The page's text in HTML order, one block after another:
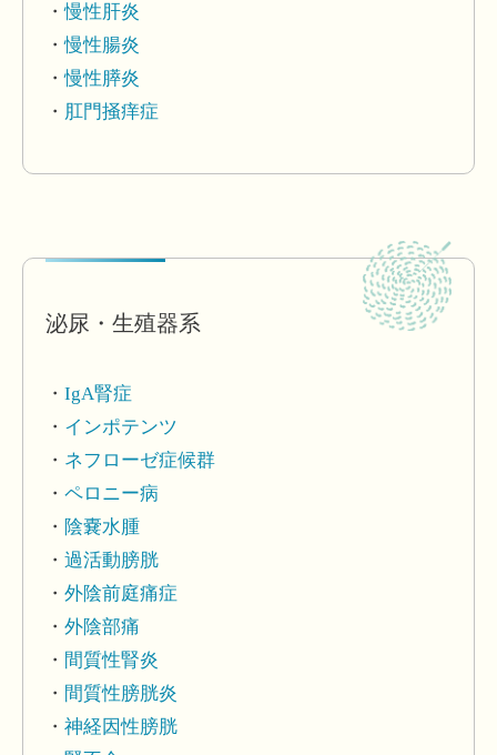
慢性肝炎
慢性腸炎
慢性膵炎
肛門掻痒症
泌尿・生殖器系
IgA腎症
インポテンツ
ネフローゼ症候群
ペロニー病
陰嚢水腫
過活動膀胱
外陰前庭痛症
外陰部痛
間質性腎炎
間質性膀胱炎
神経因性膀胱